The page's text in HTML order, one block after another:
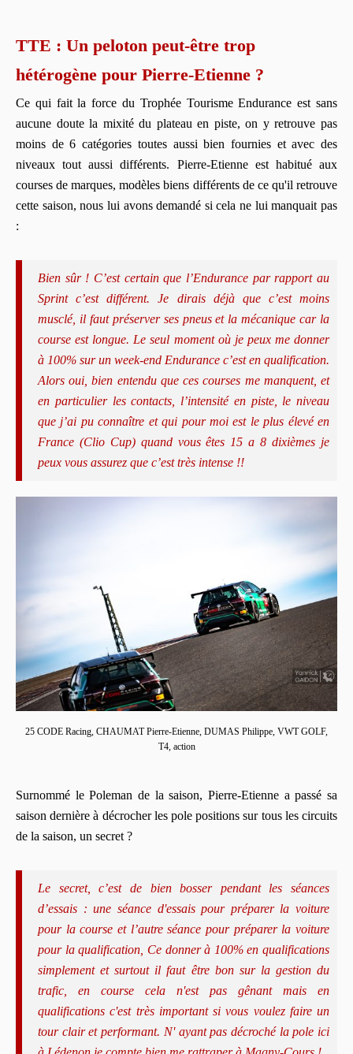
TTE : Un peloton peut-être trop
hétérogène pour Pierre-Etienne ?
Ce qui fait la force du Trophée Tourisme Endurance est sans
aucune doute la mixité du plateau en piste, on y retrouve pas
moins de 6 catégories toutes aussi bien fournies et avec des
niveaux tout aussi différents. Pierre-Etienne est habitué aux
courses de marques, modèles biens différents de ce qu'il retrouve
cette saison, nous lui avons demandé si cela ne lui manquait pas
:
Bien sûr ! C’est certain que l’Endurance par rapport au
Sprint c’est différent. Je dirais déjà que c’est moins
musclé, il faut préserver ses pneus et la mécanique car la
course est longue. Le seul moment où je peux me donner
à 100% sur un week-end Endurance c’est en qualification.
Alors oui, bien entendu que ces courses me manquent, et
en particulier les contacts, l’intensité en piste, le niveau
que j’ai pu connaître et qui pour moi est le plus élevé en
France (Clio Cup) quand vous êtes 15 a 8 dixièmes je
peux vous assurez que c’est très intense !!
25 CODE Racing, CHAUMAT Pierre-Etienne, DUMAS Philippe, VWT GOLF,
T4, action
Surnommé le Poleman de la saison, Pierre-Etienne a passé sa
saison dernière à décrocher les pole positions sur tous les circuits
de la saison, un secret ?
Le secret, c’est de bien bosser pendant les séances
d’essais : une séance d'essais pour préparer la voiture
pour la course et l’autre séance pour préparer la voiture
pour la qualification, Ce donner à 100% en qualifications
simplement et surtout il faut être bon sur la gestion du
trafic, en course cela n'est pas gênant mais en
qualifications c'est très important si vous voulez faire un
tour clair et performant. N' ayant pas décroché la pole ici